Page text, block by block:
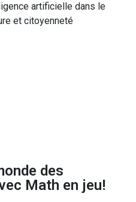
artificielle dans le
et citoyenneté
des
Math en jeu!